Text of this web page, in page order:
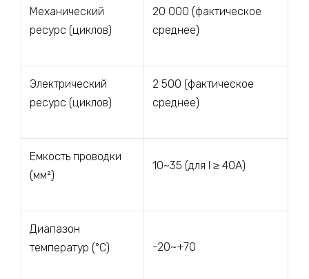
Механический
ресурс (циклов)
20 000 (фактическое
среднее)
Электрический
ресурс (циклов)
2 500 (фактическое
среднее)
Емкость проводки
(мм²)
10~35 (для I ≥ 40A)
Диапазон
температур (°C)
-20~+70